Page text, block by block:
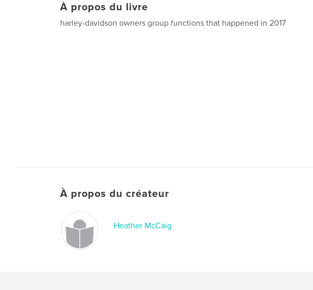
À propos du livre
harley-davidson owners group functions that happened in 2017
À propos du créateur
Heather McCaig